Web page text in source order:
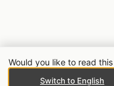
Would you like to read
Switch to English